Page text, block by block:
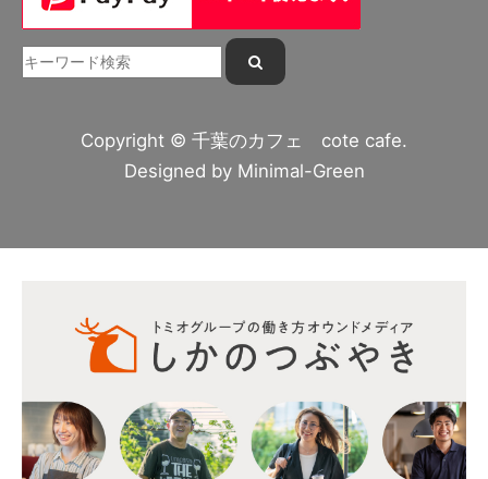
Copyright © 千葉のカフェ cote cafe.
Designed by Minimal-Green